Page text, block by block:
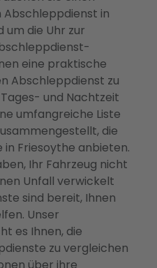
in
um die Uhr zur
eine praktische
Abschleppdienst zu
und Nachtzeit
umfangreiche Liste
die
in Friesoythe anbieten.
Ihr Fahrzeug nicht
Unfall verwickelt
sind bereit, Ihnen
Unser
es Ihnen, die
zu vergleichen
über ihre